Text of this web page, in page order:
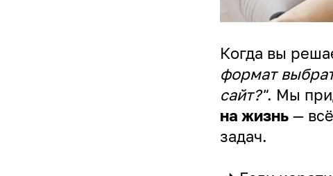
Когда вы
формат
сайт?". Мы
на жизнь —
задач.